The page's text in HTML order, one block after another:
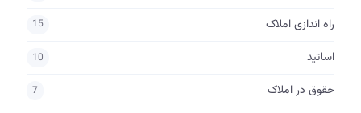
راه اندازی املاک 15
اساتید 10
حقوق در املاک 7